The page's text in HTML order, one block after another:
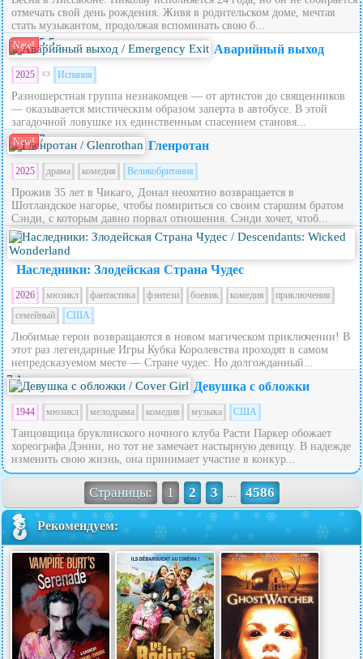
отмечать свой день рождения. Живя в родительском доме, мечтая
стать музыкантом, продолжая вспоминать свою б...
New! 5.5 Аварийный выход
2025 Испания
Разношерстная группа незнакомцев — от артистов до священников
— оказывается мистическим образом заперта в автобусе. В этой
загадочной ловушке их единственным спасением становя...
New! 7 Гленротан
2025 драма комедия Великобритания
Прожив 35 лет в Чикаго, Донал неохотно возвращается в
Шотландское нагорье, чтобы помириться со своим старшим братом
Сэнди, с которым давно порвал отношения. Сэнди хочет, чтоб...
5.6
Наследники: Злодейская Страна Чудес
2026 мюзикл фантастика фэнтези боевик комедия
приключения
семейный
США
Любимые герои возвращаются в новом магическом приключении! В
этот раз легендарные Игры Кубка Королевства проходят в самом
непредсказуемом месте — Стране чудес. Но долгожданный...
7.1 Девушка с обложки
1944 мюзикл мелодрама комедия музыка США
Танцовщица бруклинского ночного клуба Расти Паркер обожает
хореографа Дэнни, но тот не замечает настырную девицу. В надежде
изменить свою жизнь, она принимает участие в конкур...
Страницы: 1 2 3 ... 4586
Рекомендуем: